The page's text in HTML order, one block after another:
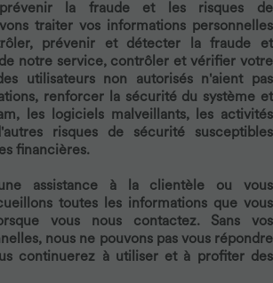
la fraude et les risques de
traiter vos informations personnelles
prévenir et détecter la fraude et
notre service, contrôler et vérifier votre
utilisateurs non autorisés n'aient pas
renforcer la sécurité du système et
les logiciels malveillants, les activités
risques de sécurité susceptibles
financières.
assistance à la clientèle ou vous
toutes les informations que vous
vous nous contactez. Sans vos
nous ne pouvons pas vous répondre
continuerez à utiliser et à profiter des